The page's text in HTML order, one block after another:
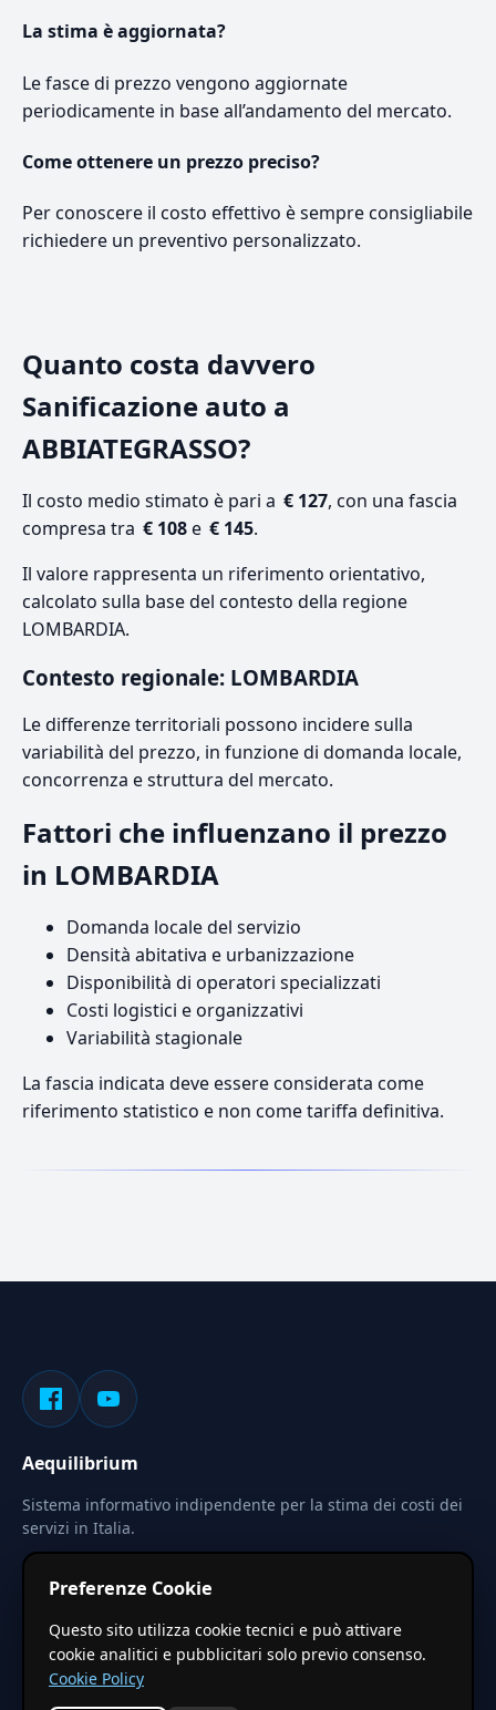
La stima è aggiornata?
Le fasce di prezzo vengono aggiornate
periodicamente in base all’andamento del mercato.
Come ottenere un prezzo preciso?
Per conoscere il costo effettivo è sempre consigliabile
richiedere un preventivo personalizzato.
Quanto costa davvero
Sanificazione auto a
ABBIATEGRASSO?
Il costo medio stimato è pari a € 127, con una fascia
compresa tra € 108e € 145.
Il valore rappresenta un riferimento orientativo,
calcolato sulla base del contesto della regione
LOMBARDIA.
Contesto regionale: LOMBARDIA
Le differenze territoriali possono incidere sulla
variabilità del prezzo, in funzione di domanda locale,
concorrenza e struttura del mercato.
Fattori che influenzano il prezzo
in LOMBARDIA
Domanda locale del servizio
Densità abitativa e urbanizzazione
Disponibilità di operatori specializzati
Costi logistici e organizzativi
Variabilità stagionale
La fascia indicata deve essere considerata come
riferimento statistico e non come tariffa definitiva.
Aequilibrium
Sistema informativo indipendente per la stima dei costi dei
servizi in Italia.
Le stime pubblicate sono calcolate tramite coefficienti
territoriali regionali applicati a valori base nazionali. Non
costituiscono preventivo ufficiale.
Preferenze Cookie
Questo sito utilizza cookie tecnici e può attivare
cookie analitici e pubblicitari solo previo consenso.
Cookie Policy